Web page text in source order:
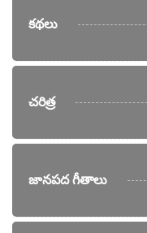
కథలు
చరిత్ర
జానపద గీతాలు